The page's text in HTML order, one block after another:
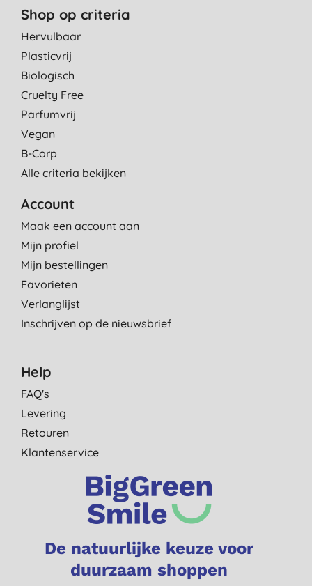
Shop op criteria
Hervulbaar
Plasticvrij
Biologisch
Cruelty Free
Parfumvrij
Vegan
B-Corp
Alle criteria bekijken
Account
Maak een account aan
Mijn profiel
Mijn bestellingen
Favorieten
Verlanglijst
Inschrijven op de nieuwsbrief
Help
FAQ's
Levering
Retouren
Klantenservice
De natuurlijke keuze voor
duurzaam shoppen